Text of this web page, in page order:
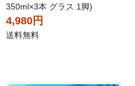
350ml×3本 グラス 1脚)
4,980円
送料無料